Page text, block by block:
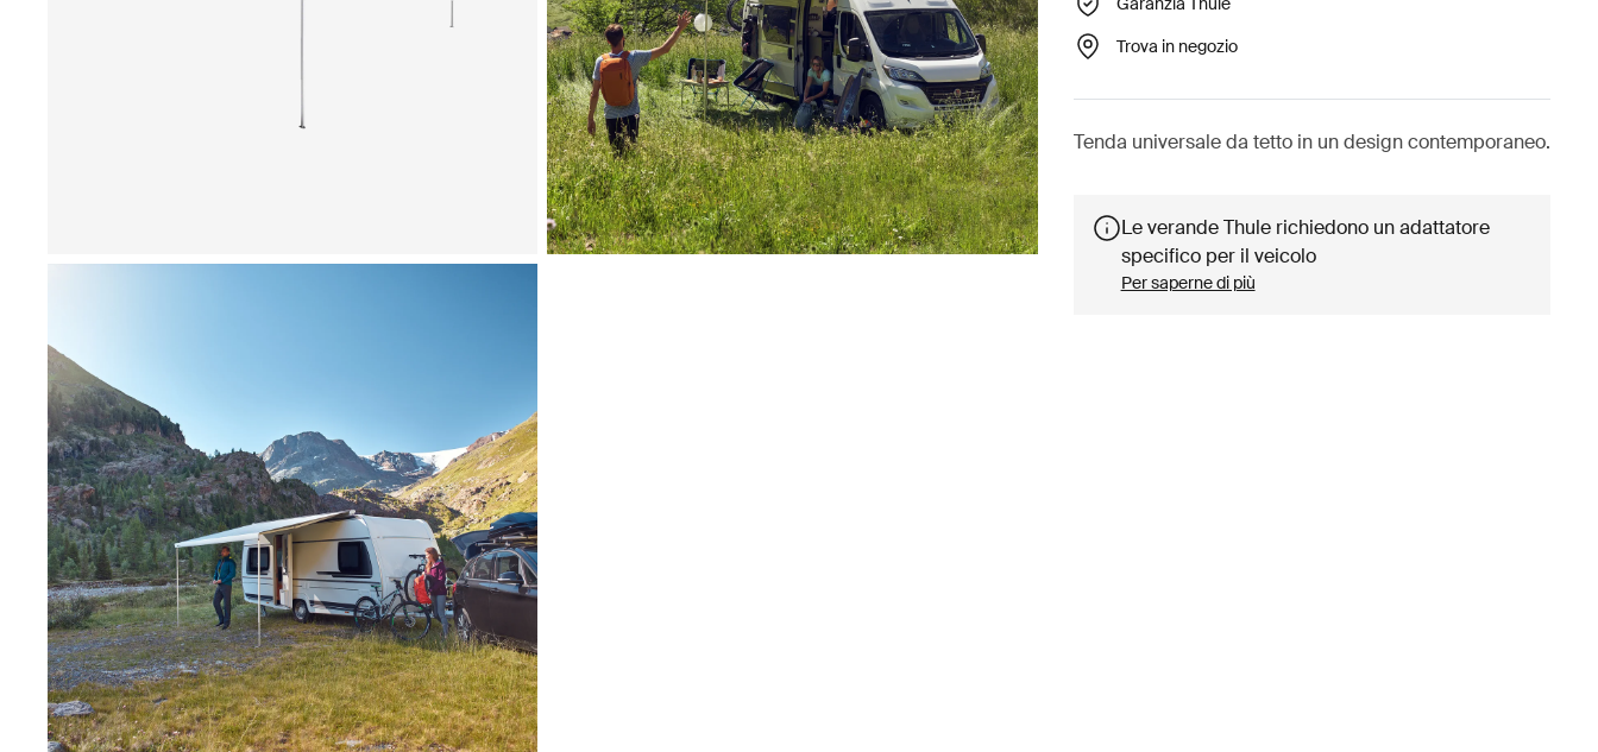
Trova in negozio
Tenda universale da tetto in un design contemporaneo.
Le verande Thule richiedono un adattatore
specifico per il veicolo
Per saperne di più